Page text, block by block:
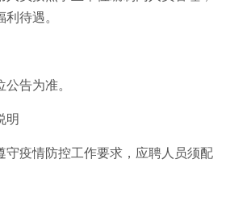
待遇。
告为准。
明
守疫情防控工作要求，应聘人员须配